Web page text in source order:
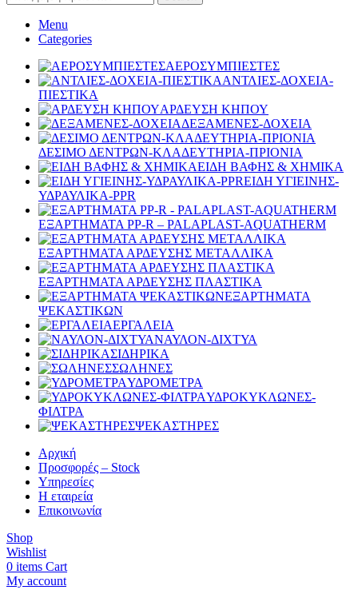
Menu
Categories
ΑΕΡΟΣΥΜΠΙΕΣΤΕΣ
ΑΝΤΛΙΕΣ-ΔΟΧΕΙΑ-
ΠΙΕΣΤΙΚΑ
ΑΡΔΕΥΣΗ ΚΗΠΟΥ
ΔΕΞΑΜΕΝΕΣ-ΔΟΧΕΙΑ
ΔΕΣΙΜΟ ΔΕΝΤΡΩΝ-ΚΛΑΔΕΥΤΗΡΙΑ-ΠΡΙΟΝΙΑ
ΕΙΔΗ ΒΑΦΗΣ & ΧΗΜΙΚΑ
ΕΙΔΗ ΥΓΙΕΙΝΗΣ-
ΥΔΡΑΥΛΙΚΑ-PPR
ΕΞΑΡΤΗΜΑΤΑ PP-R – PALAPLAST-AQUATHERM
ΕΞΑΡΤΗΜΑΤΑ ΑΡΔΕΥΣΗΣ ΜΕΤΑΛΛΙΚΑ
ΕΞΑΡΤΗΜΑΤΑ ΑΡΔΕΥΣΗΣ ΠΛΑΣΤΙΚΑ
ΕΞΑΡΤΗΜΑΤΑ
ΨΕΚΑΣΤΙΚΩΝ
ΕΡΓΑΛΕΙΑ
ΝΑΥΛΟΝ-ΔΙΧΤΥΑ
ΣΙΔΗΡΙΚΑ
ΣΩΛΗΝΕΣ
ΥΔΡΟΜΕΤΡΑ
ΥΔΡΟΚΥΚΛΩΝΕΣ-
ΦΙΛΤΡΑ
ΨΕΚΑΣΤΗΡΕΣ
Αρχική
Προσφορές – Stock
Υπηρεσίες
Η εταιρεία
Επικοινωνία
Shop
Wishlist
0 items Cart
My account